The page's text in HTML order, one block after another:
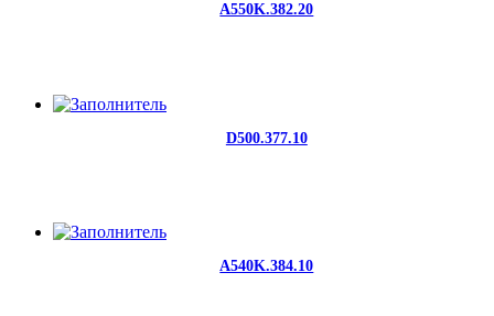
A550K.382.20
D500.377.10
A540K.384.10